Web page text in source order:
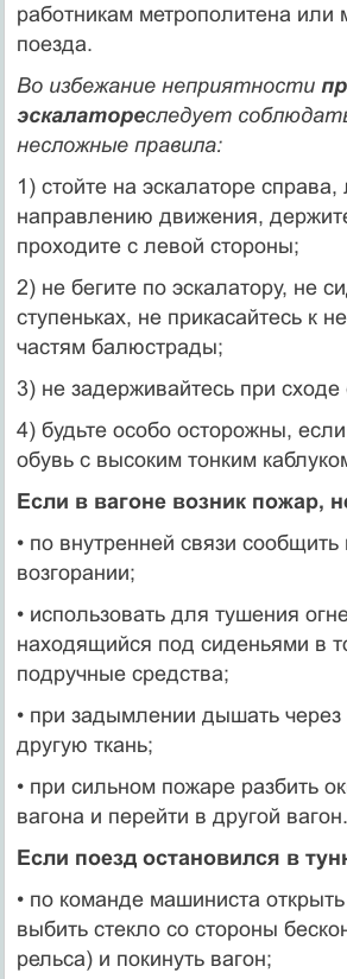
работникам метрополитена или
поезда.
Во избежание неприятности
эскалатореследует
несложные правила:
1) стойте на эскалаторе
направлению движения,
проходите с левой стороны;
2) не бегите по эскалатору, не
ступеньках, не прикасайтесь к
частям балюстрады;
3) не задерживайтесь при сходе
4) будьте особо осторожны,
обувь с высоким тонким
Если в вагоне возник пожар,
• по внутренней связи
возгорании;
• использовать для тушения
находящийся под сиденьями в
подручные средства;
• при задымлении дышать через
другую ткань;
• при сильном пожаре разбить
вагона и перейти в другой вагон.
Если поезд остановился в
• по команде машиниста
выбить стекло со стороны
рельса) и покинуть вагон;